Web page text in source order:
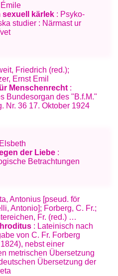
sexuell kärlek : Psyko-
studier : Närmast ur
Friedrich (red.);
Ernst Emil
Menschenrecht :
Bundesorgan des "B.f.M."
Nr. 36 17. Oktober 1924
der Liebe :
Betrachtungen
Antonius [pseud. för
Antonio]; Forberg, C. Fr.;
Fr. (red.) …
: Lateinisch nach
von C. Fr. Forberg
nebst einer
metrischen Übersetzung
Übersetzung der